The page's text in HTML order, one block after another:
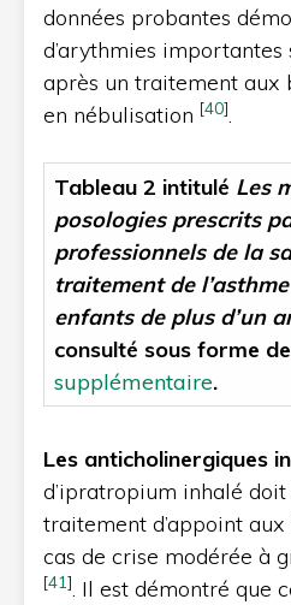
données probantes
d’arythmies
après un traitement aux
en nébulisation [40].
Tableau 2 intitulé Les
posologies prescrits
professionnels de la
traitement de
enfants de plus d’un
consulté sous forme
supplémentaire.
Les anticholinergiques
d’ipratropium inhalé
traitement d’appoint aux
cas de crise modérée à
[41]. Il est démontré que